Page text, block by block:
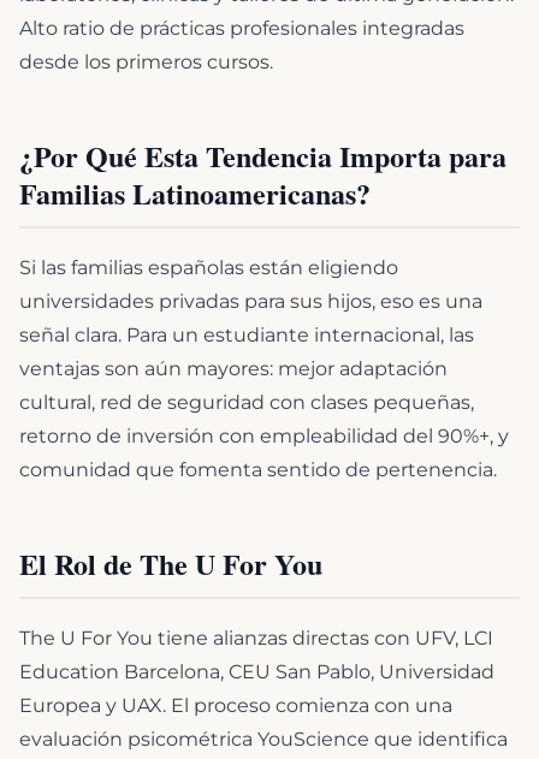
Alto ratio de prácticas profesionales integradas
desde los primeros cursos.
¿Por Qué Esta Tendencia Importa para
Familias Latinoamericanas?
Si las familias españolas están eligiendo
universidades privadas para sus hijos, eso es una
señal clara. Para un estudiante internacional, las
ventajas son aún mayores: mejor adaptación
cultural, red de seguridad con clases pequeñas,
retorno de inversión con empleabilidad del 90%+, y
comunidad que fomenta sentido de pertenencia.
El Rol de The U For You
The U For You tiene alianzas directas con UFV, LCI
Education Barcelona, CEU San Pablo, Universidad
Europea y UAX. El proceso comienza con una
evaluación psicométrica YouScience que identifica